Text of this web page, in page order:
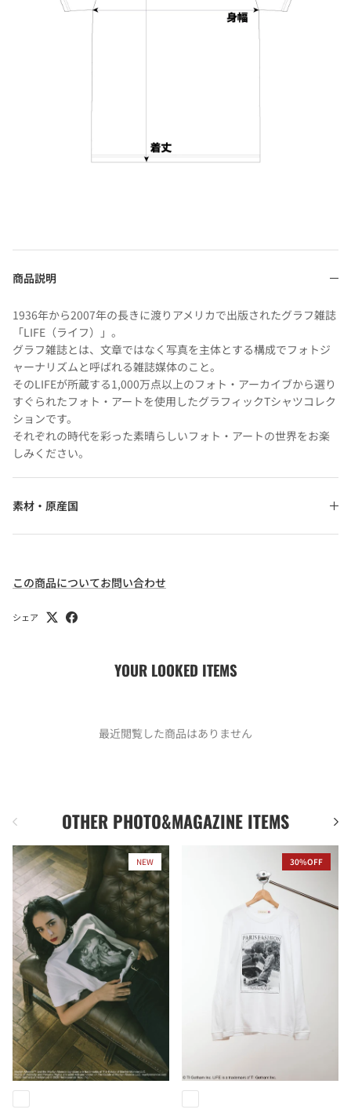
商品説明
1936年から2007年の長きに渡りアメリカで出版されたグラフ雑誌
「LIFE（ライフ）」。
グラフ雑誌とは、文章ではなく写真を主体とする構成でフォトジ
ャーナリズムと呼ばれる雑誌媒体のこと。
そのLIFEが所蔵する1,000万点以上のフォト・アーカイブから選り
すぐられたフォト・アートを使用したグラフィックTシャツコレク
ションです。
それぞれの時代を彩った素晴らしいフォト・アートの世界をお楽
しみください。
素材・原産国
この商品についてお問い合わせ
シェア
YOUR LOOKED ITEMS
最近閲覧した商品はありません
前 OTHER PHOTO&MAGAZINE ITEMS 次
NEW 30%OFF